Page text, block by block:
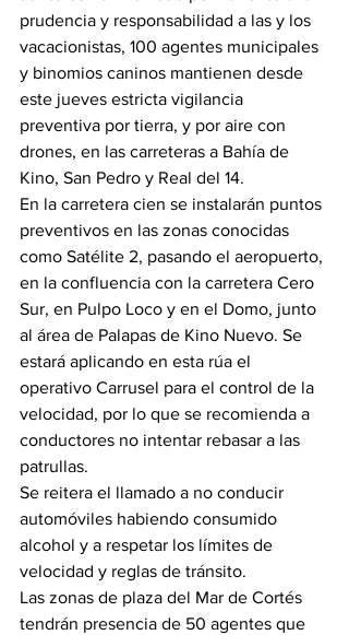
prudencia y responsabilidad a las y los
vacacionistas, 100 agentes municipales
y binomios caninos mantienen desde
este jueves estricta vigilancia
preventiva por tierra, y por aire con
drones, en las carreteras a Bahía de
Kino, San Pedro y Real del 14.
En la carretera cien se instalarán puntos
preventivos en las zonas conocidas
como Satélite 2, pasando el aeropuerto,
en la confluencia con la carretera Cero
Sur, en Pulpo Loco y en el Domo, junto
al área de Palapas de Kino Nuevo. Se
estará aplicando en esta rúa el
operativo Carrusel para el control de la
velocidad, por lo que se recomienda a
conductores no intentar rebasar a las
patrullas.
Se reitera el llamado a no conducir
automóviles habiendo consumido
alcohol y a respetar los límites de
velocidad y reglas de tránsito.
Las zonas de plaza del Mar de Cortés
tendrán presencia de 50 agentes que